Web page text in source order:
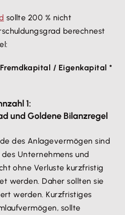
sollte 200 % nicht
berechnest
/ Eigenkapital *
1:
und Goldene Bilanzregel
des Anlagevermögen sind
Unternehmens und
ohne Verluste kurzfristig
werden. Daher sollten sie
werden. Kurzfristiges
sollte